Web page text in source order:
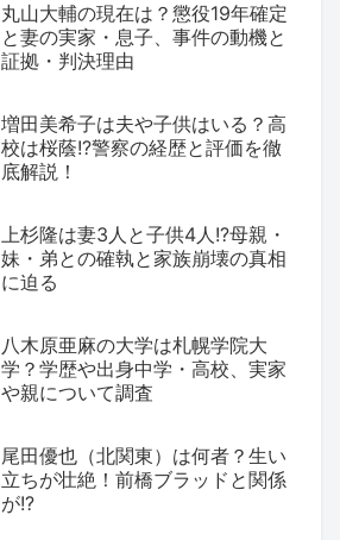
丸山大輔の現在は？懲役19年確定
と妻の実家・息子、事件の動機と
証拠・判決理由
増田美希子は夫や子供はいる？高
校は桜蔭!?警察の経歴と評価を徹
底解説！
上杉隆は妻3人と子供4人!?母親・
妹・弟との確執と家族崩壊の真相
に迫る
八木原亜麻の大学は札幌学院大
学？学歴や出身中学・高校、実家
や親について調査
尾田優也（北関東）は何者？生い
立ちが壮絶！前橋ブラッドと関係
が!?